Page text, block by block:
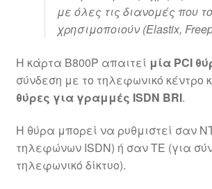
με όλες τις διανομές που το
χρησιμοποιούν (Elastix,
H κάρτα B800P απαιτεί μία PCI
σύνδεση με το τηλεφωνικό κέντρο
θύρες για γραμμές ISDN BRI.
Η θύρα μπορεί να ρυθμιστεί σαν
τηλεφώνων ISDN) ή σαν TE (για
τηλεφωνικό δίκτυο).